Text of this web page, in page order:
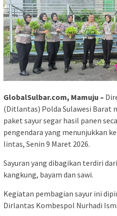
GlobalSulbar.com, Mamuju –
(Ditlantas) Polda Sulawesi Barat
paket sayur segar hasil panen
pengendara yang menunjukkan
lintas, Senin 9 Maret 2026.
Sayuran yang dibagikan terdiri
kangkung, bayam dan sawi.
Kegiatan pembagian sayur ini
Dirlantas Kombespol Nurhadi